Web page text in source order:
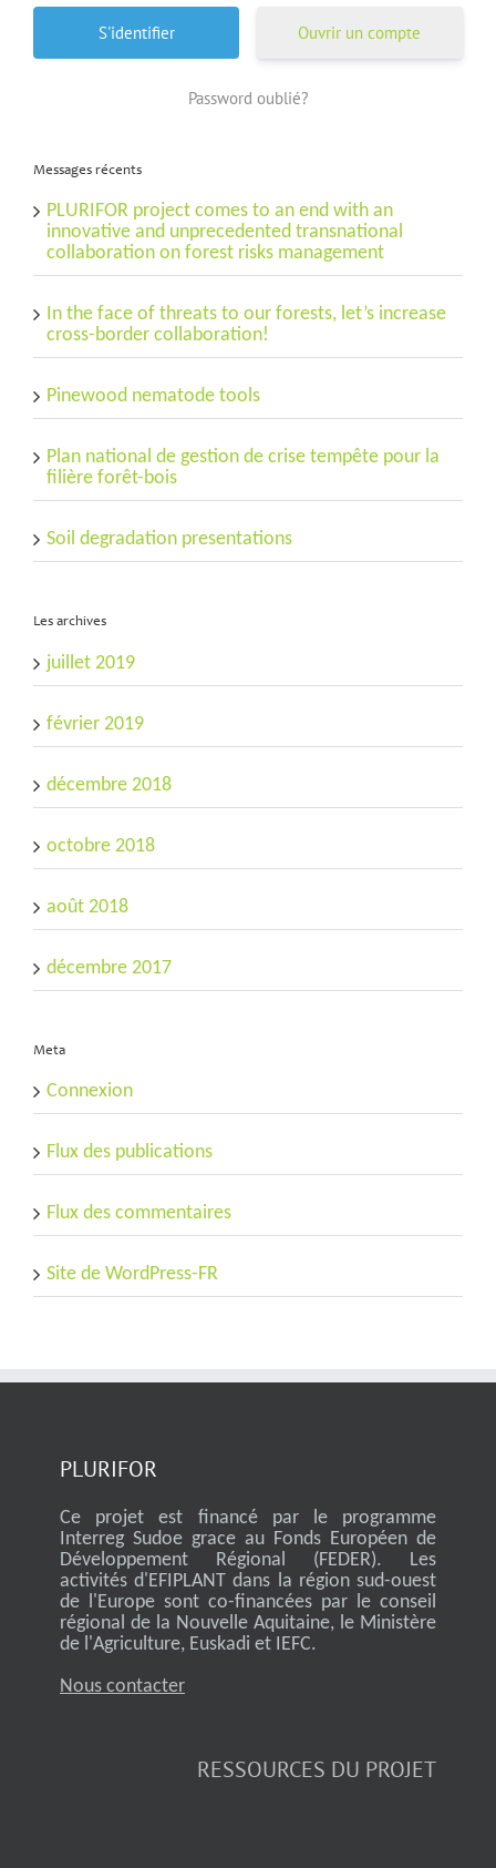
Ouvrir un compte
Password oublié?
Messages récents
PLURIFOR project comes to an end with an
innovative and unprecedented transnational
collaboration on forest risks management
In the face of threats to our forests, let’s increase
cross-border collaboration!
Pinewood nematode tools
Plan national de gestion de crise tempête pour la
filière forêt-bois
Soil degradation presentations
Les archives
juillet 2019
février 2019
décembre 2018
octobre 2018
août 2018
décembre 2017
Meta
Connexion
Flux des publications
Flux des commentaires
Site de WordPress-FR
PLURIFOR
Ce projet est financé par le programme
Interreg Sudoe grace au Fonds Européen de
Développement Régional (FEDER). Les
activités d'EFIPLANT dans la région sud-ouest
de l'Europe sont co-financées par le conseil
régional de la Nouvelle Aquitaine, le Ministère
de l'Agriculture, Euskadi et IEFC.
Nous contacter
RESSOURCES DU PROJET